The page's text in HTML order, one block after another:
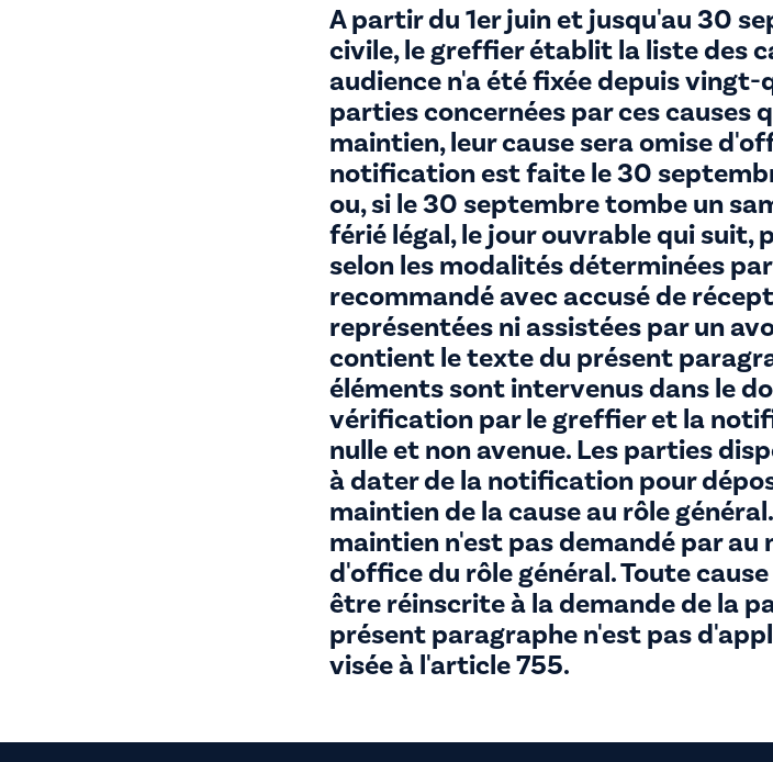
A partir du 1er juin et jusqu'au 30
civile, le greffier établit la liste des
audience n'a été fixée depuis
parties concernées par ces causes
maintien, leur cause sera omise
notification est faite le 30
ou, si le 30 septembre tombe un
férié légal, le jour ouvrable qui
selon les modalités déterminées
recommandé avec accusé de
représentées ni assistées par un
contient le texte du présent
éléments sont intervenus dans le
vérification par le greffier et la
nulle et non avenue. Les parties
à dater de la notification pour
maintien de la cause au rôle général.
maintien n'est pas demandé par
d'office du rôle général. Toute
être réinscrite à la demande de la
présent paragraphe n'est pas
visée à l'article 755.